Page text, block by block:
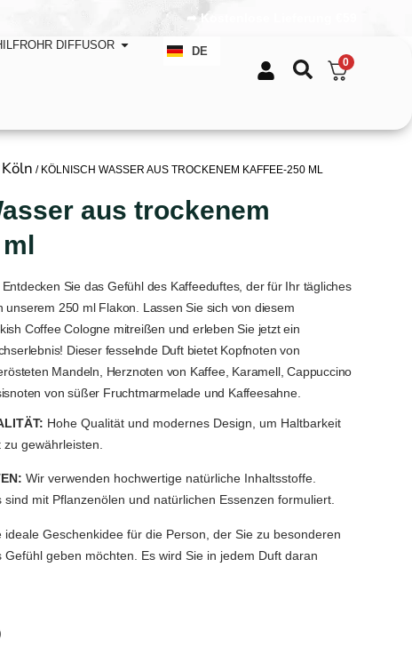
➦ Kostenlose Lieferung €59
DIFFUSOR DE
FR
EN
0
Köln / KÖLNISCH WASSER AUS TROCKENEM KAFFEE-250 ML
aus trockenem
Entdecken Sie das Gefühl des Kaffeeduftes, der für Ihr tägliches
unserem 250 ml Flakon. Lassen Sie sich von diesem
Coffee Cologne mitreißen und erleben Sie jetzt ein
Dieser fesselnde Duft bietet Kopfnoten von
Mandeln, Herznoten von Kaffee, Karamell, Cappuccino
von süßer Fruchtmarmelade und Kaffeesahne.
Hohe Qualität und modernes Design, um Haltbarkeit
gewährleisten.
Wir verwenden hochwertige natürliche Inhaltsstoffe.
sind mit Pflanzenölen und natürlichen Essenzen formuliert.
ideale Geschenkidee für die Person, der Sie zu besonderen
geben möchten. Es wird Sie in jedem Duft daran